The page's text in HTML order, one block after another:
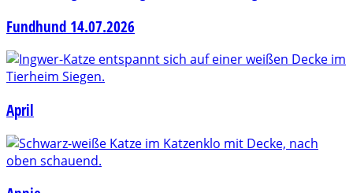
Fundhund 14.07.2026
April